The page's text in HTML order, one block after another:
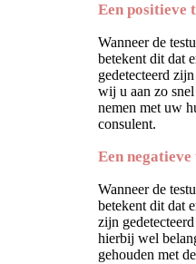
Een positieve
Wanneer de
betekent dit dat
gedetecteerd
wij u aan zo
nemen met uw
consulent.
Een
Wanneer de
betekent dit dat
zijn
hierbij wel
gehouden met